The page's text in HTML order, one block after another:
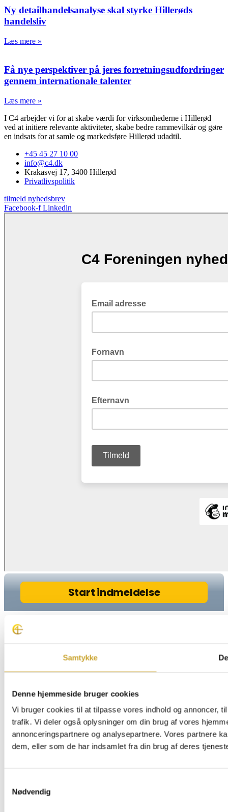
Samtykke
Denne hjemmeside bruger cookies
Vi bruger cookies til at tilpasse vores indhold og annoncer,
trafik. Vi deler også oplysninger om din brug af vores
annonceringspartnere og analysepartnere. Vores partnere
dem, eller som de har indsamlet fra din brug af deres
Nødvendig
Ny detailhandelsanalyse skal styrke Hillerøds
handelsliv
Læs mere »
Få nye perspektiver på jeres forretningsudfordringer
gennem internationale talenter
Læs mere »
I C4 arbejder vi for at skabe værdi for virksomhederne i Hillerød
ved at initiere relevante aktiviteter, skabe bedre rammevilkår og gøre
en indsats for at samle og markedsføre Hillerød udadtil.
+45 45 27 10 00
info@c4.dk
Krakasvej 17, 3400 Hillerød
Privatlivspolitik
tilmeld nyhedsbrev
Facebook-f Linkedin